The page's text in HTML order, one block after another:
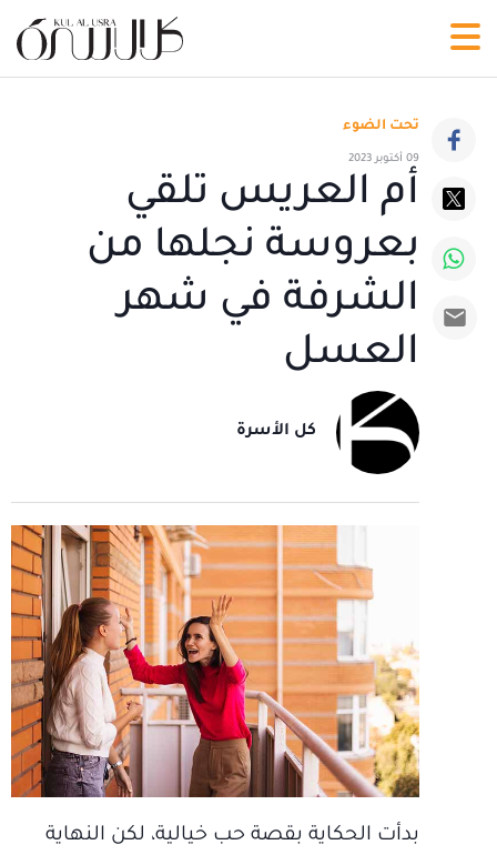
تحت الضوء
09 أكتوبر 2023
أم العريس تلقي
بعروسة نجلها من
الشرفة في شهر
العسل
كل الأسرة
بدأت الحكاية بقصة حب خيالية، لكن النهاية